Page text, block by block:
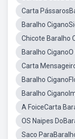
Carta
Baralho
Chicote Baralho
Baralho
Carta
Baralho
Baralho
A FoiceCarta
OS Naipes
Saco